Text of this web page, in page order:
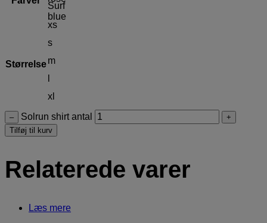
Surf
blue
Størrelse
xs
s
m
xl
– Solrun shirt antal
+
Tilføj til kurv
Relaterede varer
Læs mere